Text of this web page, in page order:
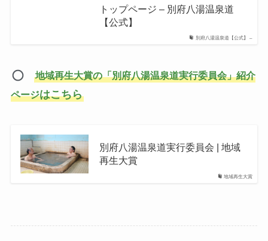
別府八湯温泉道【公式】 –
トップページ – 別府八湯温泉道
【公式】
地域再生大賞の「別府八湯温泉道実行委員会」紹介
ページはこちら
地域再生大賞
別府八湯温泉道実行委員会 | 地域
再生大賞